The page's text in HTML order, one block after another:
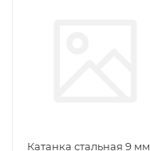
Катанка стальная 9 мм